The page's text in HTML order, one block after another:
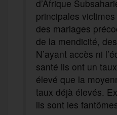
d’Afrique
principales
des mariages
de la mendicité,
N’ayant accès ni
santé ils ont un
élevé que la
taux déjà élevés.
ils sont les